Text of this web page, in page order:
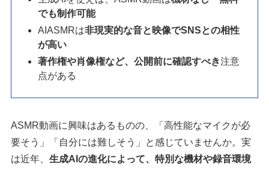
でも制作可能
AIASMRは非現実的な音と映像でSNSとの相性
が高い
著作権や肖像権など、公開前に確認すべき注意
点がある
ASMR動画に興味はあるものの、「高性能なマイクが必
要そう」「自分には難しそう」と感じていませんか。実
は近年、 生成AIの進化によって、特別な機材や録音環境